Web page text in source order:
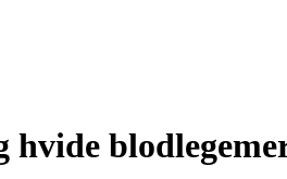
hvide